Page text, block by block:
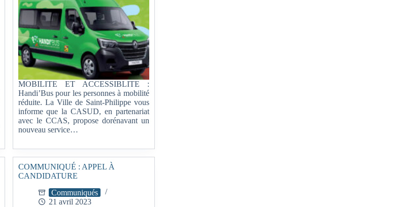
MOBILITE ET ACCESSIBLITE :
Handi’Bus pour les personnes à mobilité
réduite. La Ville de Saint-Philippe vous
informe que la CASUD, en partenariat
avec le CCAS, propose dorénavant un
nouveau service…
COMMUNIQUÉ : APPEL À
CANDIDATURE
Communiqués
21 avril 2023